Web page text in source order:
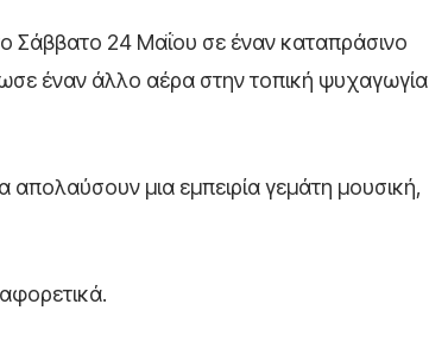
Σάββατο 24 Μαΐου σε έναν καταπράσινο
έναν άλλο αέρα στην τοπική ψυχαγωγία
μια εμπειρία γεμάτη μουσική,